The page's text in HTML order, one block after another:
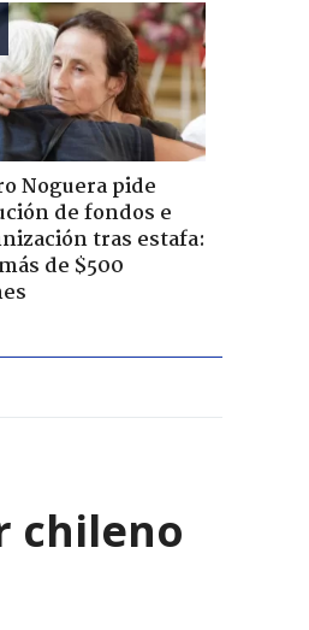
Noguera pide
de fondos e
tras estafa:
de $500
chileno